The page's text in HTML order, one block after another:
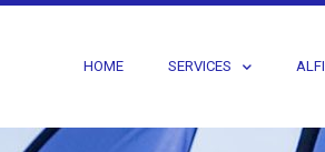
HOME SERVICES